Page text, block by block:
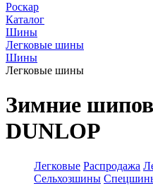
Роскар
Каталог
Шины
Легковые шины
Шины
Легковые шины
Зимние
DUNLOP
Легковые Распродажа
Сельхозшины